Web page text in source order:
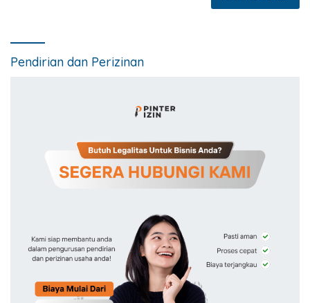
Pendirian dan Perizinan